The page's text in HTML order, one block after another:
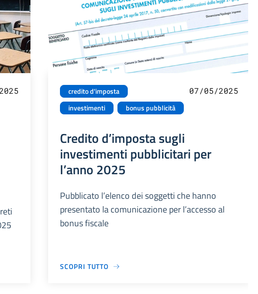
credito d'imposta
investimenti
bonus pubblicità
07/05/2025
Credito d’imposta sugli
investimenti pubblicitari per
l’anno 2025
Pubblicato l’elenco dei soggetti che hanno
presentato la comunicazione per l’accesso al
bonus fiscale
SCOPRI TUTTO